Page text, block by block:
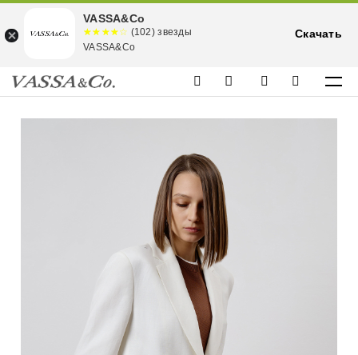
VASSA&Co
☆☆☆☆☆
★★★★
★
(102) звезды
VASSA&Co
Скачать